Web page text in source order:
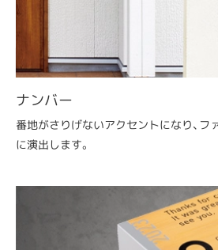
ナンバー
番地がさりげないアクセントになり、フ
に演出します。